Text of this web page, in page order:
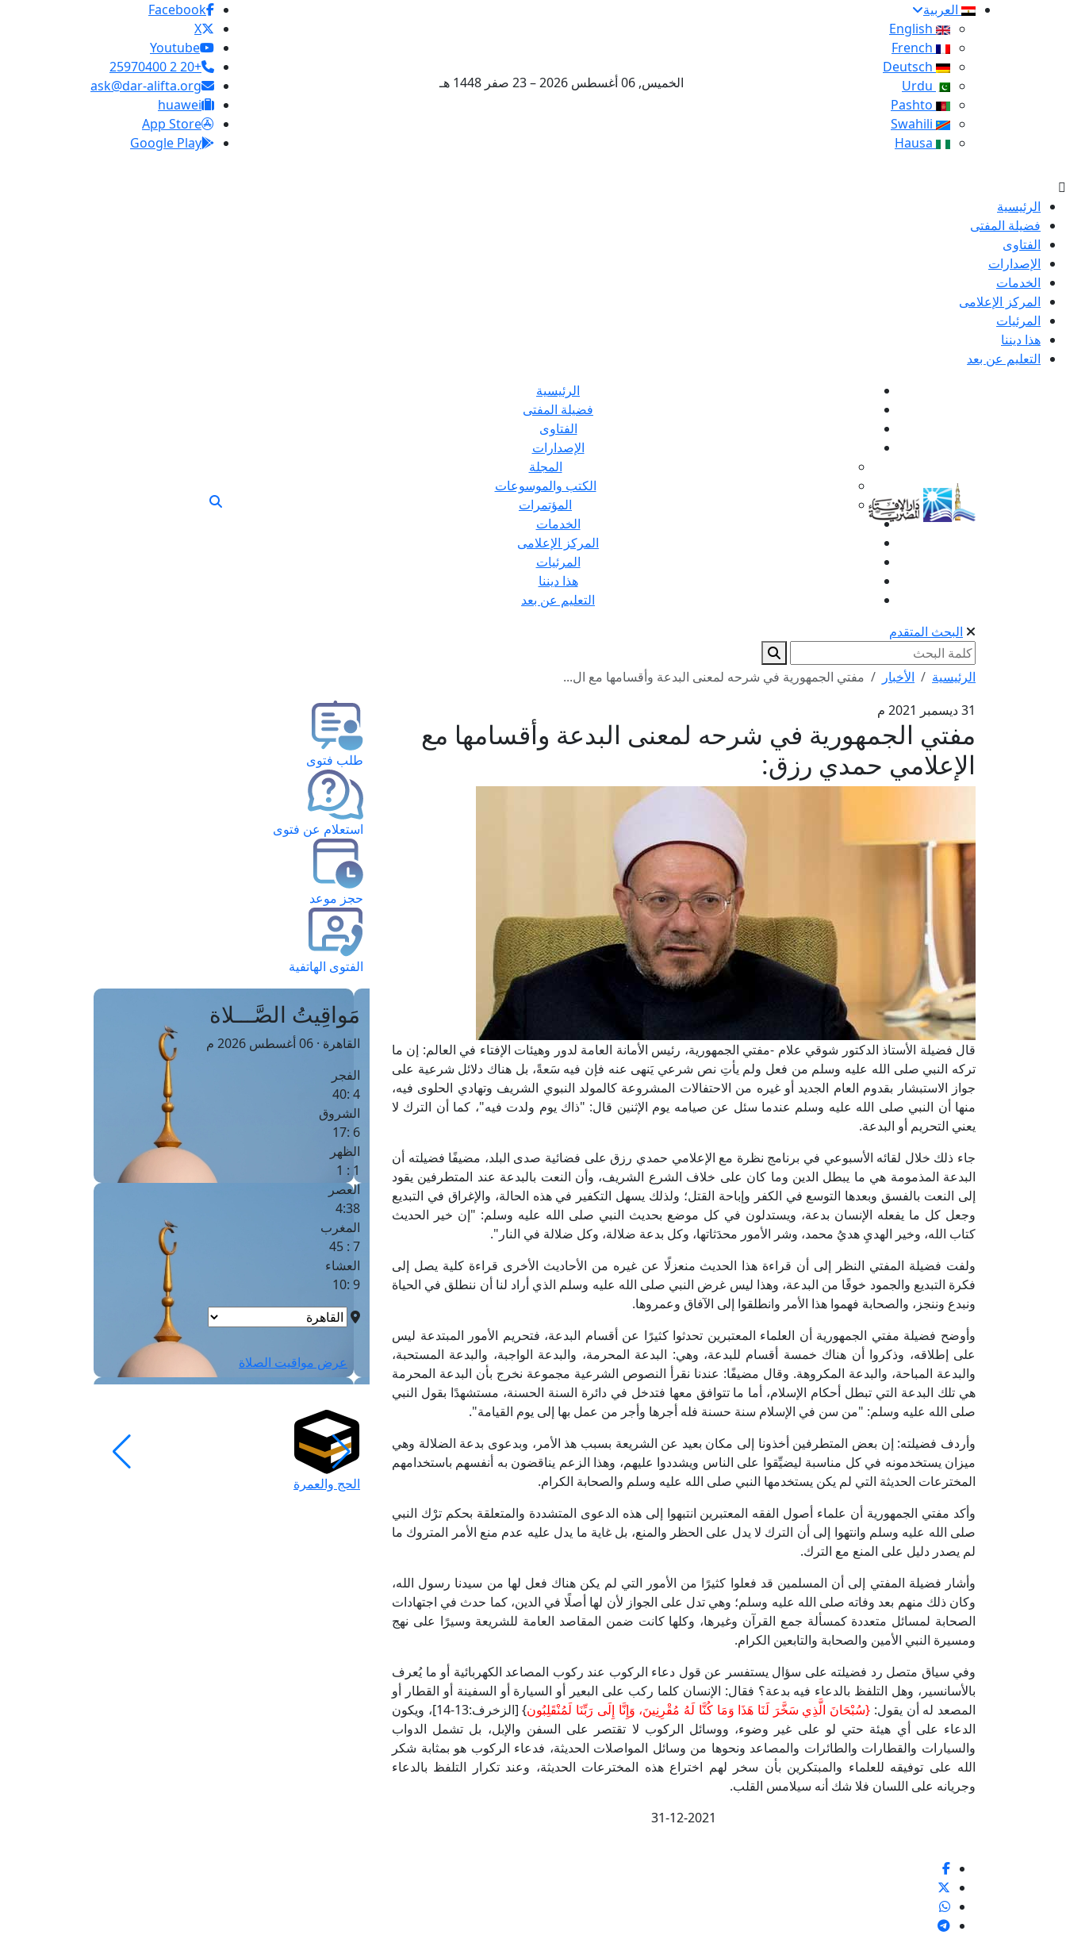
العربية
الخميس, 06 أغسطس 2026 – 23 صفر 1448 هـ
Facebook
X
Youtube
+20 2 25970400
ask@dar-alifta.org
huawei
App Store
Google Play
الرئيسية
فضيلة المفتى
الفتاوى
الإصدارات
الخدمات
المركز الإعلامى
المرئيات
هذا ديننا
التعليم عن بعد
الرئيسية
فضيلة المفتى
الفتاوى
الإصدارات
المجلة
الكتب والموسوعات
المؤتمرات
الخدمات
المركز الإعلامى
المرئيات
هذا ديننا
التعليم عن بعد
البحث المتقدم
الرئيسية الأخبار
مفتي الجمهورية في شرحه لمعنى البدعة وأقسامها مع ال...
31 ديسمبر 2021 م
مفتي الجمهورية في شرحه لمعنى البدعة وأقسامها مع
الإعلامي حمدي رزق:
قال فضيلة الأستاذ الدكتور شوقي علام -مفتي الجمهورية، رئيس الأمانة العامة لدور وهيئات الإفتاء في العالم: إن ما
تركه النبي صلى الله عليه وسلم من فعل ولم يأتِ نص شرعي يَنهى عنه فإن فيه سَعةً، بل هناك دلائل شرعية على
جواز الاستبشار بقدوم العام الجديد أو غيره من الاحتفالات المشروعة كالمولد النبوي الشريف وتهادي الحلوى فيه،
منها أن النبي صلى الله عليه وسلم عندما سئل عن صيامه يوم الإثنين قال: "ذاك يوم ولدت فيه"، كما أن الترك لا
يعني التحريم أو البدعة.
جاء ذلك خلال لقائه الأسبوعي في برنامج نظرة مع الإعلامي حمدي رزق على فضائية صدى البلد، مضيفًا فضيلته أن
البدعة المذمومة هي ما يبطل الدين وما كان على خلاف الشرع الشريف، وأن النعت بالبدعة عند المتطرفين يقود
إلى النعت بالفسق وبعدها التوسع في الكفر وإباحة القتل؛ ولذلك يسهل التكفير في هذه الحالة، والإغراق في التبديع
وجعل كل ما يفعله الإنسان بدعة، ويستدلون في كل موضع بحديث النبي صلى الله عليه وسلم: "إن خير الحديث
كتاب الله، وخير الهديِ هديُ محمد، وشر الأمور محدَثاتها، وكل بدعة ضلالة، وكل ضلالة في النار".
ولفت فضيلة المفتي النظر إلى أن قراءة هذا الحديث منعزلًا عن غيره من الأحاديث الأخرى قراءة كلية يصل إلى
فكرة التبديع والجمود خوفًا من البدعة، وهذا ليس غرض النبي صلى الله عليه وسلم الذي أراد لنا أن ننطلق في الحياة
ونبدع وننجز، والصحابة فهموا هذا الأمر وانطلقوا إلى الآفاق وعمروها.
وأوضح فضيلة مفتي الجمهورية أن العلماء المعتبرين تحدثوا كثيرًا عن أقسام البدعة، فتحريم الأمور المبتدعة ليس
على إطلاقه، وذكروا أن هناك خمسة أقسام للبدعة، وهي: البدعة المحرمة، والبدعة الواجبة، والبدعة المستحبة،
والبدعة المباحة، والبدعة المكروهة. وقال مضيفًا: عندنا نقرأ النصوص الشرعية مجموعة نخرج بأن البدعة المحرمة
هي تلك البدعة التي تبطل أحكام الإسلام، أما ما تتوافق معها فتدخل في دائرة السنة الحسنة، مستشهدًا بقول النبي
صلى الله عليه وسلم: "من سن في الإسلام سنة حسنة فله أجرها وأجر من عمل بها إلى يوم القيامة".
وأردف فضيلته: إن بعض المتطرفين أخذونا إلى مكان بعيد عن الشريعة بسبب هذ الأمر، وبدعوى بدعة الضلالة وهي
ميزان يستخدمونه في كل مناسبة ليضيِّقوا على الناس ويشددوا عليهم، وهذا الزعم يناقضون به أنفسهم باستخدامهم
المخترعات الحديثة التي لم يكن يستخدمها النبي صلى الله عليه وسلم والصحابة الكرام.
وأكد مفتي الجمهورية أن علماء أصول الفقه المعتبرين انتبهوا إلى هذه الدعوى المتشددة والمتعلقة بحكم ترْك النبي
صلى الله عليه وسلم وانتهوا إلى أن الترك لا يدل على الحظر والمنع، بل غاية ما يدل عليه عدم منع الأمر المتروك ما
لم يصدر دليل على المنع مع الترك.
وأشار فضيلة المفتي إلى أن المسلمين قد فعلوا كثيرًا من الأمور التي لم يكن هناك فعل لها من سيدنا رسول الله،
وكان ذلك منهم بعد وفاته صلى الله عليه وسلم؛ وهي تدل على الجواز لأن لها أصلًا في الدين، كما حدث في اجتهادات
الصحابة لمسائل متعددة كمسألة جمع القرآن وغيرها، وكلها كانت ضمن المقاصد العامة للشريعة وسيرًا على نهج
ومسيرة النبي الأمين والصحابة والتابعين الكرام.
وفي سياق متصل رد فضيلته على سؤال يستفسر عن قول دعاء الركوب عند ركوب المصاعد الكهربائية أو ما يُعرف
بالأسانسير، وهل التلفظ بالدعاء فيه بدعة؟ فقال: الإنسان كلما ركب على البعير أو السيارة أو السفينة أو القطار أو
المصعد له أن يقول: {سُبْحَانَ الَّذِي سَخَّرَ لَنَا هَذَا وَمَا كُنَّا لَهُ مُقْرِنِينَ، وَإِنَّا إِلَى رَبِّنَا لَمُنْقَلِبُون
} [الزخرف:13-14]، ويكون
الدعاء على أي هيئة حتي لو على غير وضوء، ووسائل الركوب لا تقتصر على السفن والإبل، بل تشمل الدواب
والسيارات والقطارات والطائرات والمصاعد ونحوها من وسائل المواصلات الحديثة، فدعاء الركوب هو بمثابة شكر
الله على توفيقه للعلماء والمبتكرين بأن سخر لهم اختراع هذه المخترعات الحديثة، وعند تكرار التلفظ بالدعاء
وجريانه على اللسان فلا شك أنه سيلامس القلب.
31-12-2021
طلب فتوى
استعلام عن فتوى
حجز موعد
الفتوى الهاتفية
مَواقِيتُ الصَّـــلاة
القاهرة · 06 أغسطس 2026 م
الفجر
4 :40
الشروق
6 :17
الظهر
1 : 1
العصر
4:38
المغرب
7 : 45
العشاء
9 :10
عرض مواقيت الصلاة
الحج والعمرة